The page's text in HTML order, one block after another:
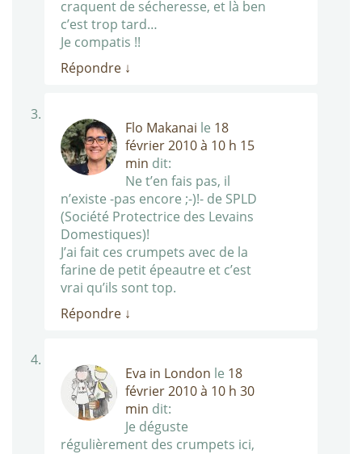
craquent de sécheresse, et là ben
c’est trop tard…
Je compatis !!
Répondre ↓
Flo Makanai le 18
février 2010 à 10 h 15
min dit:
Ne t’en fais pas, il
n’existe -pas encore ;-)!- de SPLD
(Société Protectrice des Levains
Domestiques)!
J’ai fait ces crumpets avec de la
farine de petit épeautre et c’est
vrai qu’ils sont top.
Répondre ↓
Eva in London le 18
février 2010 à 10 h 30
min dit:
Je déguste
régulièrement des crumpets ici,